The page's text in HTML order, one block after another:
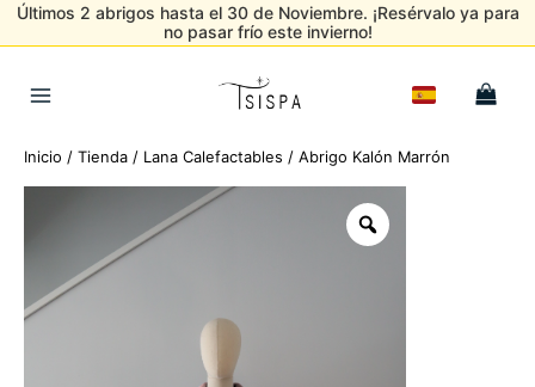
Últimos 2 abrigos hasta el 30 de Noviembre. ¡Resérvalo ya para
no pasar frío este invierno!
Menu
Inicio / Tienda / Lana Calefactables / Abrigo Kalón Marrón